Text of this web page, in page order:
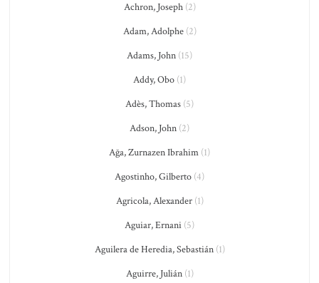
Achron, Joseph(2)
Adam, Adolphe(2)
Adams, John (15)
Addy, Obo (1)
Adès, Thomas (5)
Adson, John (2)
Ağa, Zurnazen Ibrahim (1)
Agostinho, Gilberto (4)
Agricola, Alexander(1)
Aguiar, Ernani (5)
Aguilera de Heredia, Sebastián(1)
Aguirre, Julián(1)